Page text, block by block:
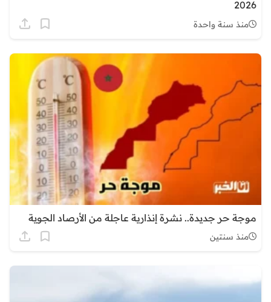
2026
منذ سنة واحدة
موجة حر جديدة.. نشرة إنذارية عاجلة من الأرصاد الجوية
منذ سنتين